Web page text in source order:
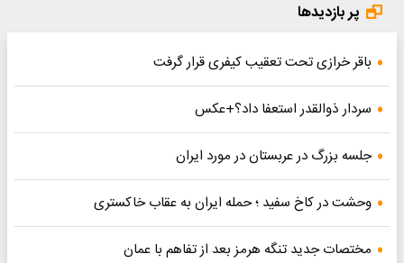
پر بازدیدها
باقر خرازی تحت تعقیب کیفری قرار گرفت
سردار ذوالقدر استعفا داد؟+عکس
جلسه بزرگ در عربستان در مورد ایران
وحشت در کاخ سفید ؛ حمله ایران به عقاب خاکستری
مختصات جدید تنگه هرمز بعد از تفاهم با عمان